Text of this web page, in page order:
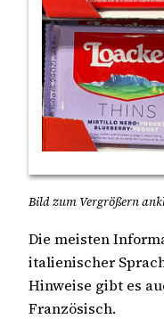
Bild zum Vergrößern
Die meisten
italienischer
Hinweise gibt es
Französisch.